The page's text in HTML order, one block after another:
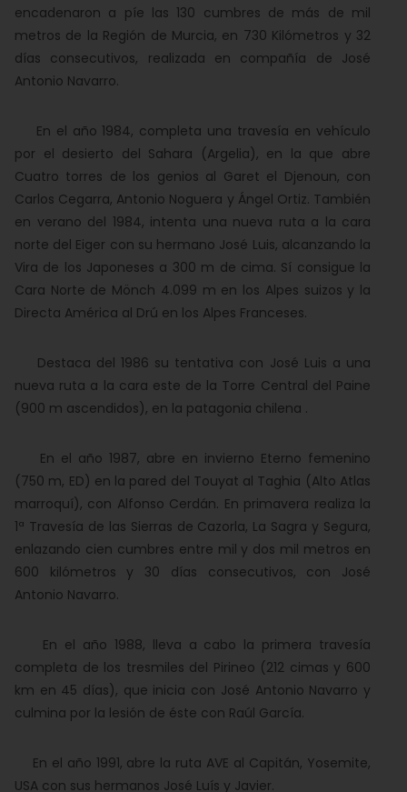
encadenaron a píe las 130 cumbres de más de mil
metros de la Región de Murcia, en 730 Kilómetros y 32
días consecutivos, realizada en compañía de José
Antonio Navarro.
En el año 1984, completa una travesía en vehículo
por el desierto del Sahara (Argelia), en la que abre
Cuatro torres de los genios al Garet el Djenoun, con
Carlos Cegarra, Antonio Noguera y Ángel Ortiz. También
en verano del 1984, intenta una nueva ruta a la cara
norte del Eiger con su hermano José Luis, alcanzando la
Vira de los Japoneses a 300 m de cima. Sí consigue la
Cara Norte de Mönch 4.099 m en los Alpes suizos y la
Directa América al Drú en los Alpes Franceses.
Destaca del 1986 su tentativa con José Luis a una
nueva ruta a la cara este de la Torre Central del Paine
(900 m ascendidos), en la patagonia chilena .
En el año 1987, abre en invierno Eterno femenino
(750 m, ED) en la pared del Touyat al Taghia (Alto Atlas
marroquí), con Alfonso Cerdán. En primavera realiza la
1ª Travesía de las Sierras de Cazorla, La Sagra y Segura,
enlazando cien cumbres entre mil y dos mil metros en
600 kilómetros y 30 días consecutivos, con José
Antonio Navarro.
En el año 1988, lleva a cabo la primera travesía
completa de los tresmiles del Pirineo (212 cimas y 600
km en 45 días), que inicia con José Antonio Navarro y
culmina por la lesión de éste con Raúl García.
En el año 1991, abre la ruta AVE al Capitán, Yosemite,
USA con sus hermanos José Luís y Javier.